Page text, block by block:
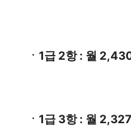
ㆍ1급 2항 : 월
ㆍ1급 3항 : 월